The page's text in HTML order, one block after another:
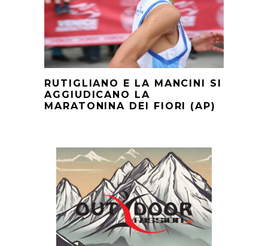
RUTIGLIANO E LA MANCINI SI
AGGIUDICANO LA
MARATONINA DEI FIORI (AP)